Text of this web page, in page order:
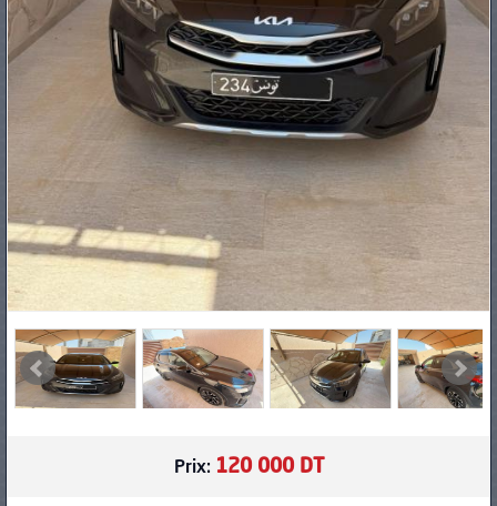
Prix: 120 000 DT